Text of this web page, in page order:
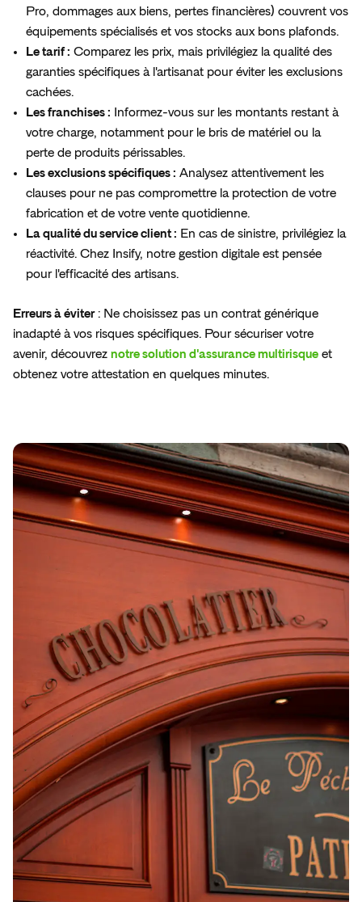
Pro, dommages aux biens, pertes financières) couvrent vos
équipements spécialisés et vos stocks aux bons plafonds.
Le tarif : Comparez les prix, mais privilégiez la qualité des
garanties spécifiques à l'artisanat pour éviter les exclusions
cachées.
Les franchises : Informez-vous sur les montants restant à
votre charge, notamment pour le bris de matériel ou la
perte de produits périssables.
Les exclusions spécifiques : Analysez attentivement les
clauses pour ne pas compromettre la protection de votre
fabrication et de votre vente quotidienne.
La qualité du service client : En cas de sinistre, privilégiez la
réactivité. Chez Insify, notre gestion digitale est pensée
pour l'efficacité des artisans.
Erreurs à éviter: Ne choisissez pas un contrat générique
inadapté à vos risques spécifiques. Pour sécuriser votre
avenir, découvrez notre solution d'assurance multirisque et
obtenez votre attestation en quelques minutes.